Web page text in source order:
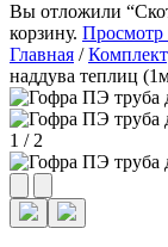
Вы отложили
корзину. Просмотр
Главная /
наддува теплиц
1 / 2